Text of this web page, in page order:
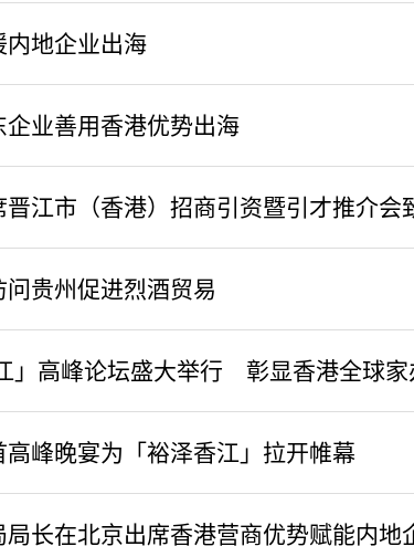
内地企业出海
企业善用香港优势出海
江市（香港）招商引资暨引才推介会
贵州促进烈酒贸易
」高峰论坛盛大举行 彰显香港全球家
峰晚宴为「裕泽香江」拉开帷幕
长在北京出席香港营商优势赋能内地